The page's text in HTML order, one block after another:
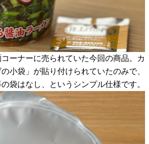
ーナーに売られていた今回の商品。カ
小袋」が貼り付けられていたのみで、
袋はなし、というシンプル仕様です。